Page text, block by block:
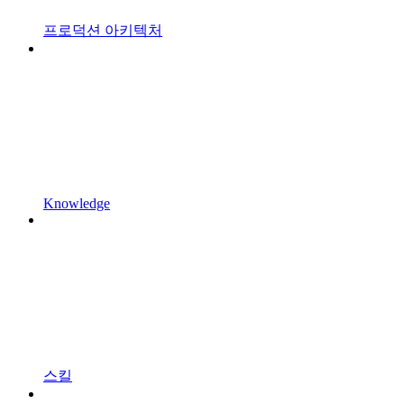
프로덕션 아키텍처
Knowledge
스킬